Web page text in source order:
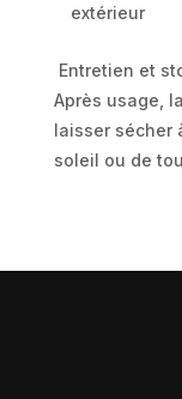
extérieur
Entretien et
Après usage,
laisser sécher
soleil ou de